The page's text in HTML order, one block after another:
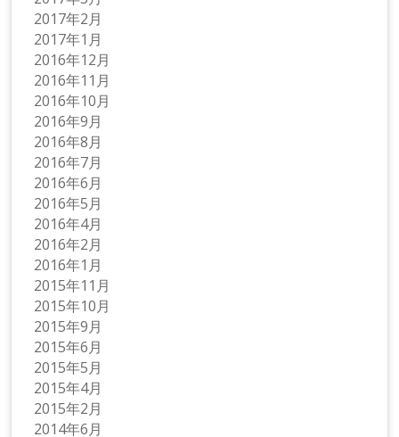
2017年2月
2017年1月
2016年12月
2016年11月
2016年10月
2016年9月
2016年8月
2016年7月
2016年6月
2016年5月
2016年4月
2016年2月
2016年1月
2015年11月
2015年10月
2015年9月
2015年6月
2015年5月
2015年4月
2015年2月
2014年6月